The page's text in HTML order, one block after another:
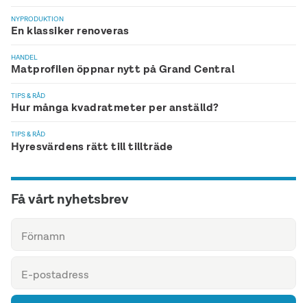
NYPRODUKTION
En klassiker renoveras
HANDEL
Matprofilen öppnar nytt på Grand Central
TIPS & RÅD
Hur många kvadratmeter per anställd?
TIPS & RÅD
Hyresvärdens rätt till tillträde
Få vårt nyhetsbrev